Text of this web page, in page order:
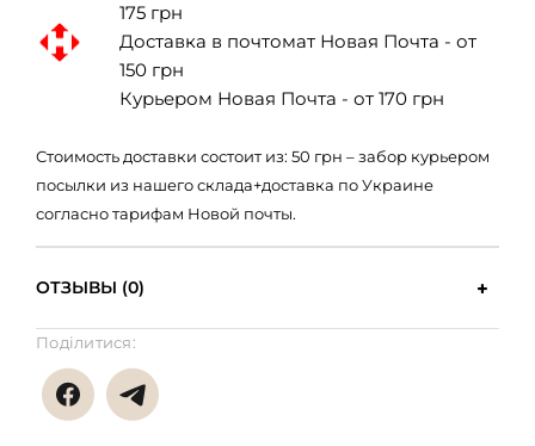
175 грн
Доставка в почтомат Новая Почта - от
150 грн
Курьером Новая Почта - от 170 грн
Стоимость доставки состоит из: 50 грн – забор курьером
посылки из нашего склада+доставка по Украине
согласно тарифам Новой почты.
ОТЗЫВЫ (0)
Поділитися: